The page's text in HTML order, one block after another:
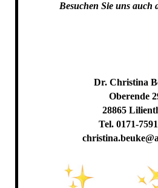
Besuchen Sie uns auch
Dr. Christina
Oberende
28865
Tel. 0171-